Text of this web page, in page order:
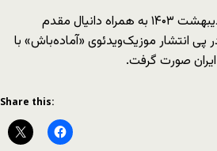
وفا احمدپور پیش‌تر در ۲۰ اردیبهشت ۱۴۰۳ به همراه دانیال مقدم
انتشار موزیک‌ویدئوی «آماده‌باش» با
صورت گرفت.
Share this: